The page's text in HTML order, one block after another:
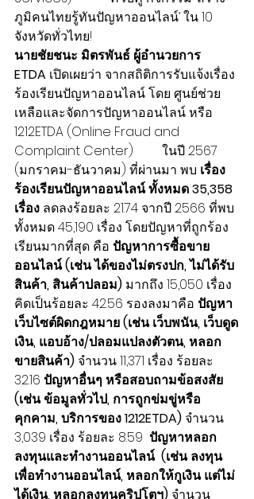
ภูมิคนไทยรู้ทันปัญหาออนไลน์’ ใน 10
จังหวัดทั่วไทย!
นายชัยชนะ มิตรพันธ์ ผู้อำนวยการ
ETDA เปิดเผยว่า จากสถิติการรับแจ้งเรื่อง
ร้องเรียนปัญหาออนไลน์ โดย ศูนย์ช่วย
เหลือและจัดการปัญหาออนไลน์ หรือ
1212ETDA (Online Fraud and
Complaint Center)         ในปี 2567
(มกราคม-ธันวาคม) ที่ผ่านมา พบ เรื่อง
ร้องเรียนปัญหาออนไลน์ ทั้งหมด 35,358
เรื่อง ลดลงร้อยละ 21.74 จากปี 2566 ที่พบ
ทั้งหมด 45,190 เรื่อง โดยปัญหาที่ถูกร้อง
เรียนมากที่สุด คือ ปัญหาการซื้อขาย
ออนไลน์ (เช่น ได้ของไม่ตรงปก, ไม่ได้รับ
สินค้า, สินค้าปลอม) มากถึง 15,050 เรื่อง
คิดเป็นร้อยละ 42.56 รองลงมาคือ ปัญหา
เว็บไซต์ผิดกฎหมาย (เช่น เว็บพนัน, เว็บดูด
เงิน, แอบอ้าง/ปลอมแปลงตัวตน, หลอก
ขายสินค้า) จำนวน 11,371 เรื่อง ร้อยละ
32.16 ปัญหาอื่นๆ หรือสอบถามข้อสงสัย
(เช่น ข้อมูลทั่วไป, การถูกข่มขู่หรือ
คุกคาม, บริการของ 1212ETDA) จำนวน
3,039 เรื่อง ร้อยละ 8.59 ปัญหาหลอก
ลงทุนและทำงานออนไลน์  (เช่น ลงทุน
เพื่อทำงานออนไลน์, หลอกให้กูเงิน แต่ไม่
ได้เงิน, หลอกลงทุนคริปโตฯ) จำนวน